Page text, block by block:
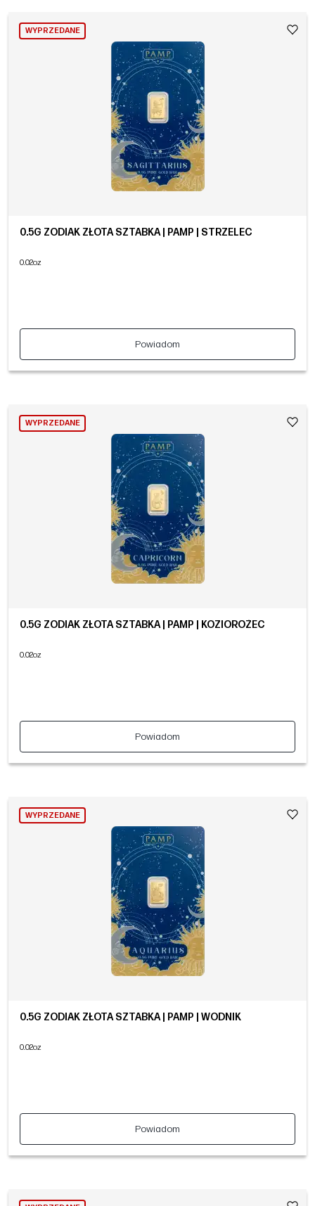
WYPRZEDANE
0.5G ZODIAK ZŁOTA SZTABKA | PAMP | STRZELEC
0.02oz
Powiadom
WYPRZEDANE
0.5G ZODIAK ZŁOTA SZTABKA | PAMP | KOZIOROŻEC
0.02oz
Powiadom
WYPRZEDANE
0.5G ZODIAK ZŁOTA SZTABKA | PAMP | WODNIK
0.02oz
Powiadom